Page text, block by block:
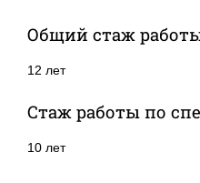
Общий стаж
12 лет
Стаж работы по
10 лет